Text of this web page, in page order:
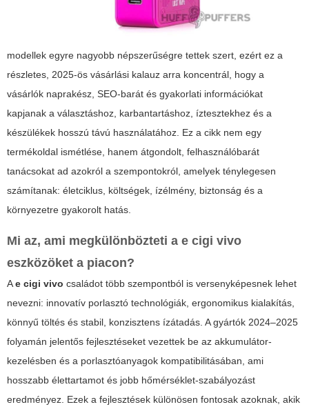
modellek egyre nagyobb népszerűségre tettek szert, ezért ez a
részletes, 2025-ös vásárlási kalauz arra koncentrál, hogy a
vásárlók naprakész, SEO-barát és gyakorlati információkat
kapjanak a választáshoz, karbantartáshoz, íztesztekhez és a
készülékek hosszú távú használatához. Ez a cikk nem egy
termékoldal ismétlése, hanem átgondolt, felhasználóbarát
tanácsokat ad azokról a szempontokról, amelyek ténylegesen
számítanak: életciklus, költségek, ízélmény, biztonság és a
környezetre gyakorolt hatás.
Mi az, ami megkülönbözteti a e cigi vivo
eszközöket a piacon?
Ae cigi vivo családot több szempontból is versenyképesnek lehet
nevezni: innovatív porlasztó technológiák, ergonomikus kialakítás,
könnyű töltés és stabil, konzisztens ízátadás. A gyártók 2024–2025
folyamán jelentős fejlesztéseket vezettek be az akkumulátor-
kezelésben és a porlasztóanyagok kompatibilitásában, ami
hosszabb élettartamot és jobb hőmérséklet-szabályozást
eredményez. Ezek a fejlesztések különösen fontosak azoknak, akik